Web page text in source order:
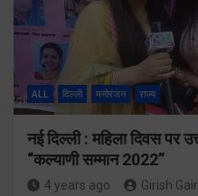
ALL दिल्ली मनोरंजन राज्य
नई दिल्ली : महिला दिवस पर
“कल्याणी सम्मान 2022”
4 years ago Girish